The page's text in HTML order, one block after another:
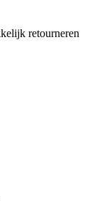
retourneren